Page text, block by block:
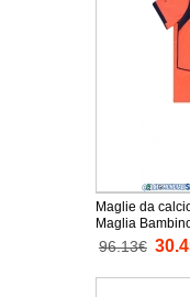
Maglie da
Maglia
Pantaloni corti)
96.13€